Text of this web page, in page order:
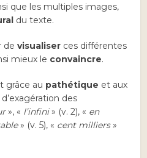
que les multiples images,
du texte.
devisualiser ces différentes
mieux le convaincre.
grâce au pathétique et aux
des
», « l’infini» (v. 2), « en
» (v. 5), « cent milliers»